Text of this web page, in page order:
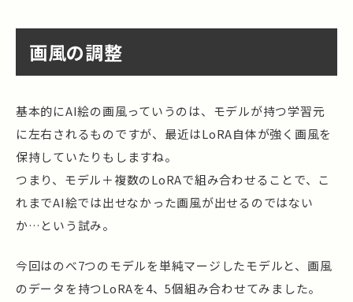
画風の調整
基本的にAI絵の画風っていうのは、モデルが持つ学習元
に左右されるものですが、最近はLoRA自体が強く画風を
保持していたりもしますね。
つまり、モデル＋複数のLoRAで組み合わせることで、こ
れまでAI絵では出せなかった画風が出せるのではない
か…という試み。
今回はのべ7つのモデルを単純マージしたモデルと、画風
のデータを持つLoRAを4、5個組み合わせてみました。